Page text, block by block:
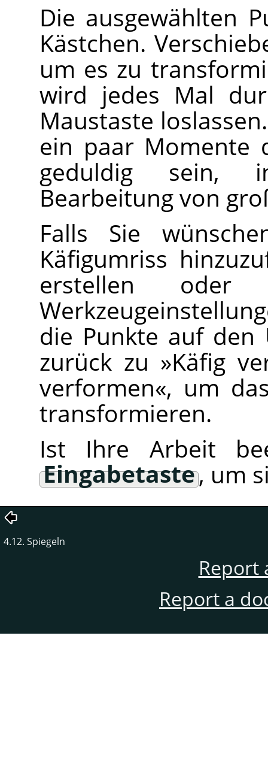
Die ausgewählten
Kästchen.
um es zu
wird jedes Mal
Maustaste
ein paar Momente
geduldig sein,
Bearbeitung von
Falls Sie
Käfigumriss
erstellen oder
die Punkte auf den
zurück zu »Käfig
verformen«, um
transformieren.
Ist Ihre Arbeit
Eingabetaste, um
4.12. Spiegeln
Report
Report a